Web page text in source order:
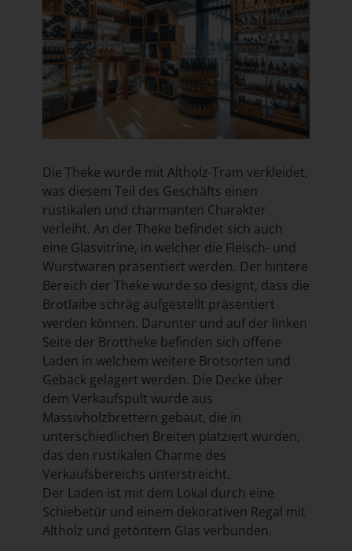
Die Theke wurde mit Altholz-Tram verkleidet,
was diesem Teil des Geschäfts einen
rustikalen und charmanten Charakter
verleiht. An der Theke befindet sich auch
eine Glasvitrine, in welcher die Fleisch- und
Wurstwaren präsentiert werden. Der hintere
Bereich der Theke wurde so designt, dass die
Brotlaibe schräg aufgestellt präsentiert
werden können. Darunter und auf der linken
Seite der Brottheke befinden sich offene
Laden in welchem weitere Brotsorten und
Gebäck gelagert werden. Die Decke über
dem Verkaufspult wurde aus
Massivholzbrettern gebaut, die in
unterschiedlichen Breiten platziert wurden,
das den rustikalen Charme des
Verkaufsbereichs unterstreicht.
Der Laden ist mit dem Lokal durch eine
Schiebetür und einem dekorativen Regal mit
Altholz und getöntem Glas verbunden.